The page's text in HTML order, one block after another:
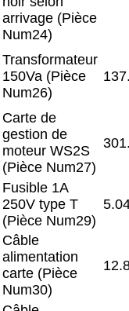
arrivage (Pièce
Num24)
Transformateur
150Va (Pièce
Num26)
Carte de
gestion de
moteur WS2S
(Pièce Num27)
Fusible 1A
250V type T
(Pièce Num29)
Câble
alimentation
carte (Pièce
Num30)